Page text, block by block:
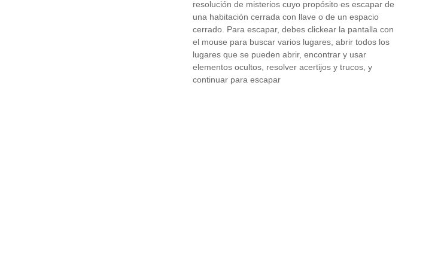
resolución de misterios cuyo propósito es escapar de
una habitación cerrada con llave o de un espacio
cerrado. Para escapar, debes clickear la pantalla con
el mouse para buscar varios lugares, abrir todos los
lugares que se pueden abrir, encontrar y usar
elementos ocultos, resolver acertijos y trucos, y
continuar para escapar